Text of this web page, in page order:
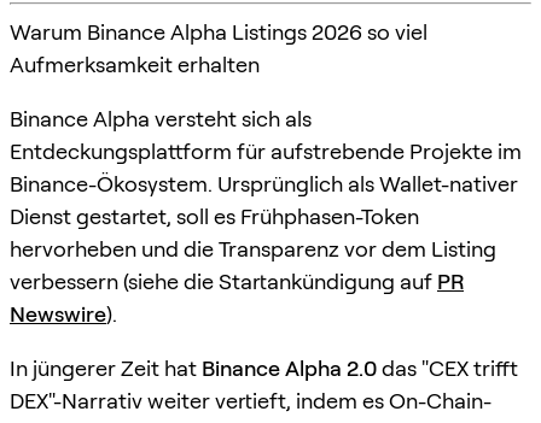
Warum Binance Alpha Listings 2026 so viel
Aufmerksamkeit erhalten
Binance Alpha versteht sich als
Entdeckungsplattform für aufstrebende Projekte im
Binance-Ökosystem. Ursprünglich als Wallet-nativer
Dienst gestartet, soll es Frühphasen-Token
hervorheben und die Transparenz vor dem Listing
verbessern (siehe die Startankündigung auf PR
Newswire).
In jüngerer Zeit hat Binance Alpha 2.0das "CEX trifft
DEX"-Narrativ weiter vertieft, indem es On-Chain-